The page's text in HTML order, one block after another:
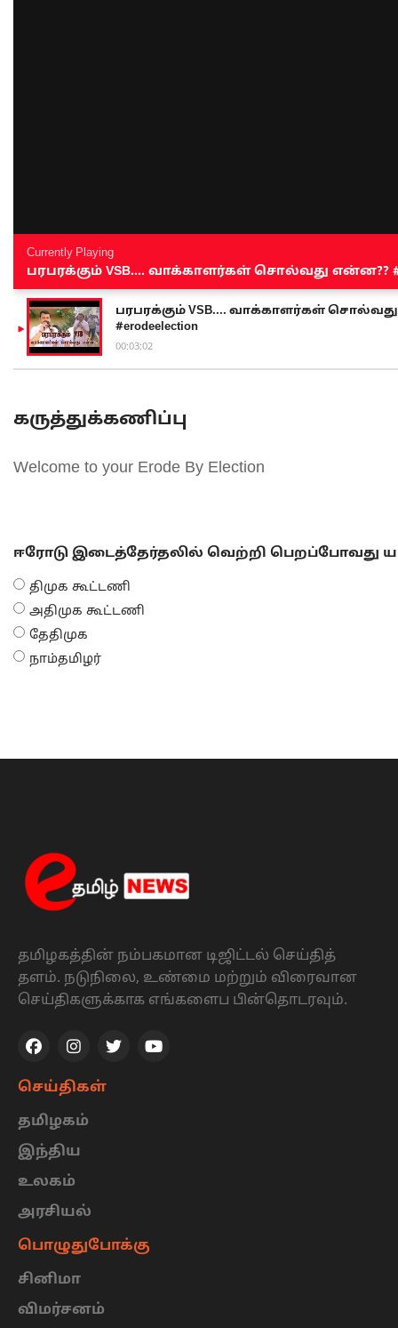
Currently Playing
பரபரக்கும் VSB.... வாக்காளர்கள் சொல்வது என்ன??
பரபரக்கும் VSB.... வாக்காளர்கள் சொல்வது
#erodeelection
00:03:02
கருத்துக்கணிப்பு
Welcome to your Erode By Election
ஈரோடு இடைத்தேர்தலில் வெற்றி பெறப்போவது
திமுக கூட்டணி
அதிமுக கூட்டணி
தேதிமுக
நாம்தமிழர்
தமிழகத்தின் நம்பகமான டிஜிட்டல் செய்தித்
தளம். நடுநிலை, உண்மை மற்றும் விரைவான
செய்திகளுக்காக எங்களைப பின்தொடரவும்.
செய்திகள்
தமிழகம்
இந்திய
உலகம்
அரசியல்
பொழுதுபோக்கு
சினிமா
விமர்சனம்